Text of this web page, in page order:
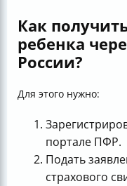
Как
ребенка
России?
Для этого нужно:
портале ПФР.
Подать
страхового